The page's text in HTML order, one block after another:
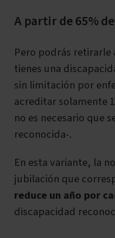
A partir de 65%
Pero podrás retirarle
tienes una
sin limitación por
acreditar solamente
no es necesario que
reconocida-.
En esta variante, la
jubilación que
reduce un año por
discapacidad